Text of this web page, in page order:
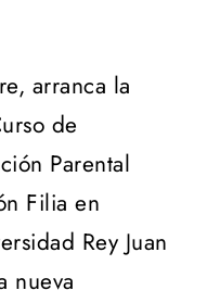
arranca la
de
Parental
Filia en
Rey Juan
nueva